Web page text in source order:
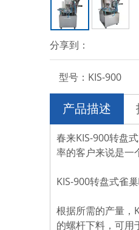
分享到：
型号： KIS-900
产品描述
春来KIS-900转盘
率的客户来说是一
KIS-900转盘式雀
根据所需的产量，
的螺杆下料，可用